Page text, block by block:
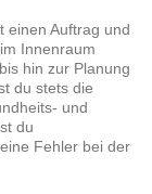
einen Auftrag und
Innenraum
hin zur Planung
du stets die
und
du
Fehler bei der